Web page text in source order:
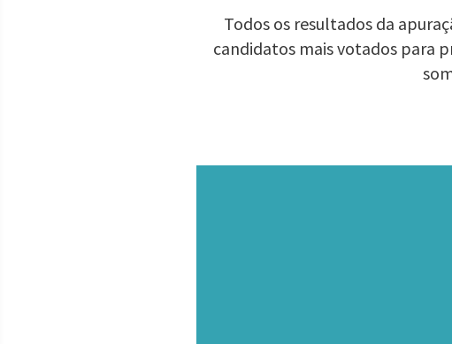
Todos os resultados da
candidatos mais votados para